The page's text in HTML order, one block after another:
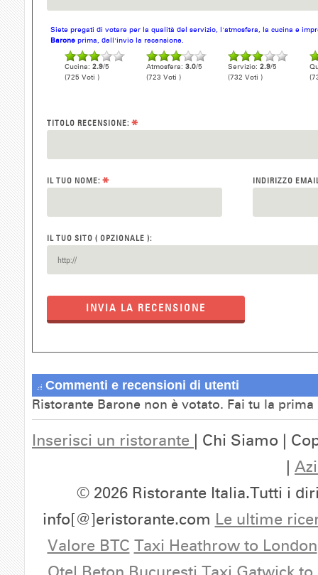
Siete pregati di votare per la qualità del servizio, l'atmosfera, la cucina e
Barone prima, dell'invio la recensione.
Cucina: 2.9/5
(725 Voti )
Atmosfera: 3.0/5
(723 Voti )
Servizio: 2.9/5
(732 Voti )
TITOLO RECENSIONE: *
IL TUO NOME: * INDIRIZZO
IL TUO SITO ( OPZIONALE ):
INVIA LA RECENSIONE
Commenti e recensioni di utenti
Ristorante Barone non è votato. Fai tu la
Inserisci un ristorante | Chi Siamo |
|
© 2026 Ristorante Italia.Tutti i
info[@]eristorante.com Le ultime
Valore BTC Taxi Heathrow to London